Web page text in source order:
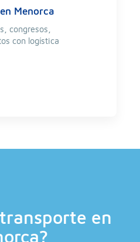
Menorca
congresos,
con logística
en